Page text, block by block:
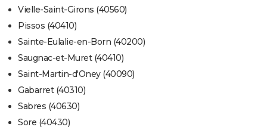
Vielle-Saint-Girons (40560)
Pissos (40410)
Sainte-Eulalie-en-Born (40200)
Saugnac-et-Muret (40410)
Saint-Martin-d'Oney (40090)
Gabarret (40310)
Sabres (40630)
Sore (40430)